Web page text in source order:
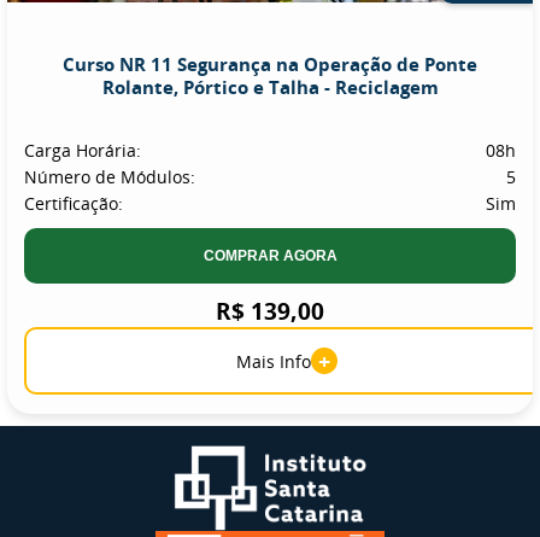
Curso NR 11 Segurança na Operação de Ponte
Rolante, Pórtico e Talha - Reciclagem
Carga Horária:
08h
Número de Módulos:
5
Certificação:
Sim
COMPRAR AGORA
R$ 139,00
Mais Info +